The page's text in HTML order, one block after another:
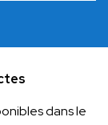
dans le